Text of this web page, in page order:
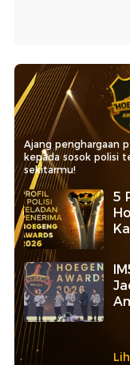
Ajang penghargaan
kepada sosok polisi
sekitarmu!
5